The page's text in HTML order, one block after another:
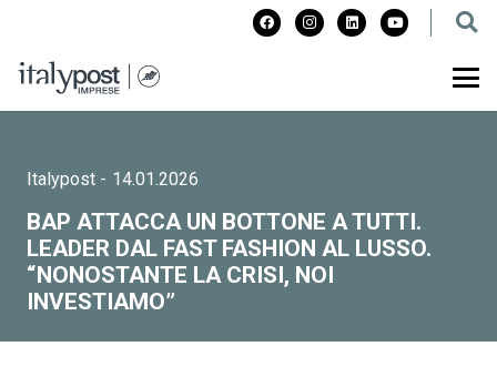
Italypost - 14.01.2026
BAP ATTACCA UN BOTTONE A TUTTI.
LEADER DAL FAST FASHION AL LUSSO.
“NONOSTANTE LA CRISI, NOI
INVESTIAMO”